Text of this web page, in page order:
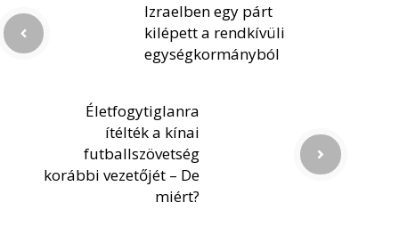
Izraelben egy párt
kilépett a rendkívüli
egységkormányból
Életfogytiglanra
ítélték a kínai
futballszövetség
korábbi vezetőjét – De
miért?